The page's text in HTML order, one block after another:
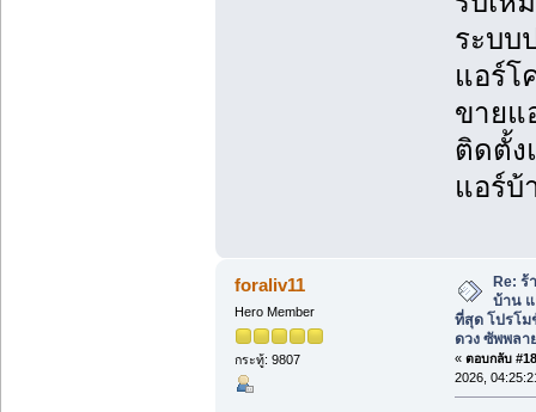
ระบบ
แอร์โ
ขายแ
ติดตั้ง
แอร์บ้
foraliv11
Hero Member
กระทู้: 9807
Re: ร้
บ้าน
ที่สุด โปรโ
ดวง ซัพพลา
« ตอบกลับ
2026,